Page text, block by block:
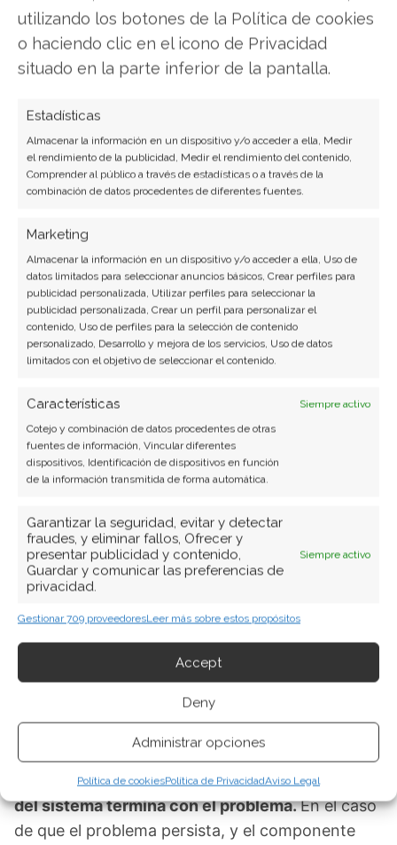
utilizando los botones de la Política de cookies
o haciendo clic en el icono de Privacidad
situado en la parte inferior de la pantalla.
Estadísticas
Almacenar la información en un dispositivo y/o acceder a ella, Medir
el rendimiento de la publicidad, Medir el rendimiento del contenido,
Comprender al público a través de estadísticas o a través de la
combinación de datos procedentes de diferentes fuentes.
Marketing
Almacenar la información en un dispositivo y/o acceder a ella, Uso de
datos limitados para seleccionar anuncios básicos, Crear perfiles para
publicidad personalizada, Utilizar perfiles para seleccionar la
publicidad personalizada, Crear un perfil para personalizar el
contenido, Uso de perfiles para la selección de contenido
personalizado, Desarrollo y mejora de los servicios, Uso de datos
limitados con el objetivo de seleccionar el contenido.
Características
Siempre activo
Cotejo y combinación de datos procedentes de otras
fuentes de información, Vincular diferentes
dispositivos, Identificación de dispositivos en función
de la información transmitida de forma automática.
Garantizar la seguridad, evitar y detectar
fraudes, y eliminar fallos, Ofrecer y
presentar publicidad y contenido,
Guardar y comunicar las preferencias de
privacidad.
Siempre activo
Gestionar 709 proveedoresLeer más sobre estos propósitos
Accept
Deny
Administrar opciones
Política de cookiesPolítica de PrivacidadAviso Legal
Conflictos de hardware
Que una computadora se congele y se muestren
resultado de conflictos entre los componentes
de hardware de nuestra PC.
Uno de los problemas más comunes de
dispositivos
IRQ.Afortunadamente, en muchos de estos
casos, es sencillo encontrar una solución.
¿Qué es Hardware y Software?Ingresa en
este post.
Para ello, abre elAdministrador de dispositivos
dispositivos instalados
en la PC.
En el caso de que veasque sobre alguno de
ellos se muestra un triángulo amarillo,
significa que ese componente tiene un problema,
al hardware que depende del mismo, que
inevitablementellevarán a que la computadora
Generalmente,
la actualización o reinstalación
del controlador del componente y un reinicio
del sistema termina con el problema.En el caso
de que el problema persista, y el componente